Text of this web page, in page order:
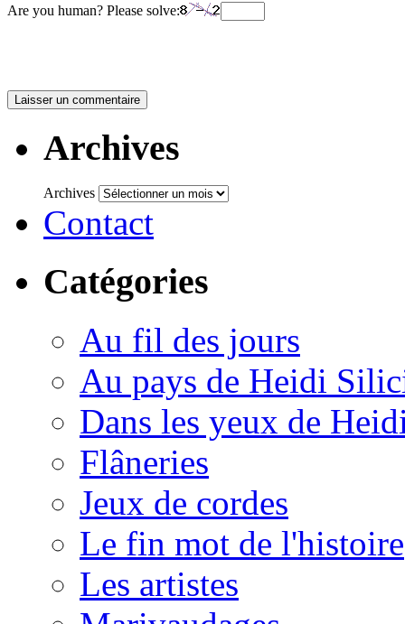
Are you human? Please solve:
Archives
Archives
Contact
Catégories
Au fil des jours
Au pays de Heidi
Dans les yeux de
Flâneries
Jeux de cordes
Le fin mot de l'histoire
Les artistes